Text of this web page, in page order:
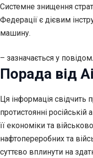
Системне знищення
Федерації є дієвим
машину.
– зазначається у
Порада від
Ця інформація свідчить
протистоянні російській
її економіки та
нафтопереробних та
суттєво вплинути на